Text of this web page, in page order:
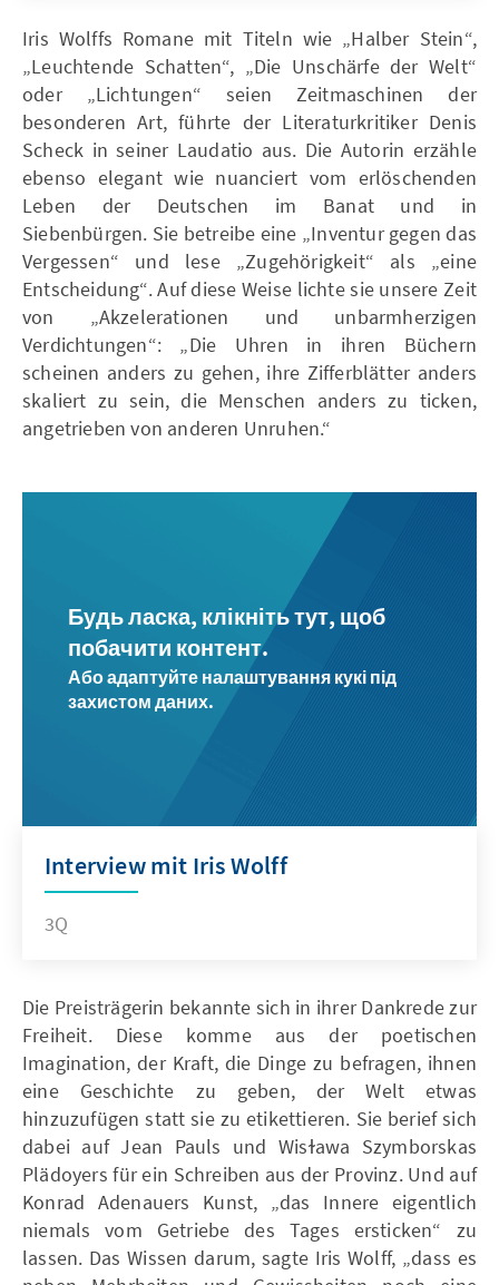
Iris Wolffs Romane mit Titeln wie „Halber Stein“,
„Leuchtende Schatten“, „Die Unschärfe der Welt“
oder „Lichtungen“ seien Zeitmaschinen der
besonderen Art, führte der Literaturkritiker Denis
Scheck in seiner Laudatio aus. Die Autorin erzähle
ebenso elegant wie nuanciert vom erlöschenden
Leben der Deutschen im Banat und in
Siebenbürgen. Sie betreibe eine „Inventur gegen das
Vergessen“ und lese „Zugehörigkeit“ als „eine
Entscheidung“. Auf diese Weise lichte sie unsere Zeit
von „Akzelerationen und unbarmherzigen
Verdichtungen“: „Die Uhren in ihren Büchern
scheinen anders zu gehen, ihre Zifferblätter anders
skaliert zu sein, die Menschen anders zu ticken,
angetrieben von anderen Unruhen.“
Будь ласка, клікніть тут, щоб
побачити контент.
Або адаптуйте налаштування кукі під
захистом даних.
Interview mit Iris Wolff
3Q
Die Preisträgerin bekannte sich in ihrer Dankrede zur
Freiheit. Diese komme aus der poetischen
Imagination, der Kraft, die Dinge zu befragen, ihnen
eine Geschichte zu geben, der Welt etwas
hinzuzufügen statt sie zu etikettieren. Sie berief sich
dabei auf Jean Pauls und Wisɫawa Szymborskas
Plädoyers für ein Schreiben aus der Provinz. Und auf
Konrad Adenauers Kunst, „das Innere eigentlich
niemals vom Getriebe des Tages ersticken“ zu
lassen. Das Wissen darum, sagte Iris Wolff, „dass es